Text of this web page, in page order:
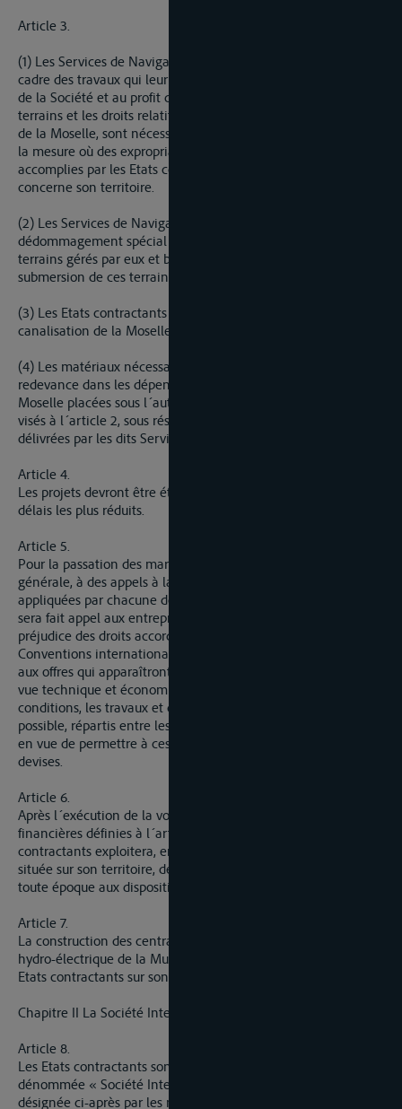
Article 3.
(1) Les Services de Navigation des Etats contractants, dans le
cadre des travaux qui leur ont été confiés, acquerront, aux frais
de la Société et au profit de l´Etat dont ils relèvent, les
terrains et les droits relatifs à ces terrains qui, en dehors du lit
de la Moselle, sont nécessaires au projet de construction. Dans
la mesure où des expropriations sont nécessaires, elles seront
accomplies par les Etats contractants, chacun en ce qui
concerne son territoire.
(2) Les Services de Navigation autoriseront sans
dédommagement spécial l´exécution des travaux sur les
terrains gérés par eux et bordant la Moselle ainsi que la
submersion de ces terrains.
(3) Les Etats contractants déclarent les travaux de la
canalisation de la Moselle d´utilité publique et urgents.
(4) Les matériaux nécessaires aux travaux seront extraits sans
redevance dans les dépendances du domaine public de la
Moselle placées sous l´autorité des Services de Navigation
visés à l´article 2, sous réserve des autorisations qui seront
délivrées par les dits Services.
Article 4.
Les projets devront être établis et les travaux réalisés dans les
délais les plus réduits.
Article 5.
Pour la passation des marchés, il sera procédé, en règle
générale, à des appels à la concurrence, selon les procédures
appliquées par chacune des Administrations intéressées. Il
sera fait appel aux entreprises des Etats contractants, sans
préjudice des droits accordés à des pays tiers en vertu des
Conventions internationales existantes. Il sera donné suite
aux offres qui apparaîtront les plus acceptables des points de
vue technique et économique. En tenant compte de ces
conditions, les travaux et commandes devront être, autant que
possible, répartis entre les entreprises des Etats contractants
en vue de permettre à ces derniers de faire des économies de
devises.
Article 6.
Après l´exécution de la voie navigable et dans les conditions
financières définies à l´article 19 ci-dessous, chacun des Etats
contractants exploitera, entretiendra et renouvellera la partie
située sur son territoire, de manière à ce qu´elle réponde à
toute époque aux dispositions de l´article 1 ci-dessus.
Article 7.
La construction des centrales et l´utilisation de l´énergie
hydro-électrique de la Muselle sont réservées à chacun des
Etats contractants sur son territoire.
Chapitre II La Société Internationale de la Moselle
Article 8.
Les Etats contractants sont convenus de confier à une Société,
dénommée « Société Internationale de la Moselle », et
désignée ci-après par les mots « La Société », le financement